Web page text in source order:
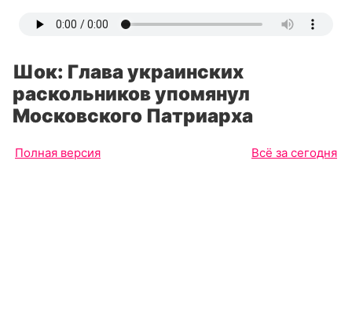
Шок: Глава украинских
раскольников упомянул
Московского Патриарха
Полная версия Всё за сегодня